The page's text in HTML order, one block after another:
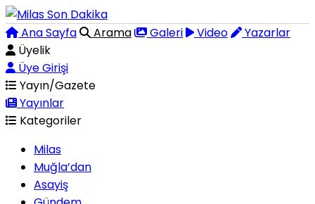
Ana Sayfa Arama Galeri Video
Yazarlar
Üyelik
Üye Girişi
Yayın/Gazete
Yayınlar
Kategoriler
Milas
Muğla’dan
Asayiş